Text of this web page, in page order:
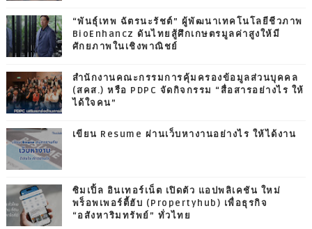
“พันธุ์เทพ ฉัตรนะรัชต์” ผู้พัฒนาเทคโนโลยีชีวภาพ
BioEnhancz ดันไทยสู้ศึกเกษตรมูลค่าสูงให้มี
ศักยภาพในเชิงพาณิชย์
สำนักงานคณะกรรมการคุ้มครองข้อมูลส่วนบุคคล
(สคส.) หรือ PDPC จัดกิจกรรม “สื่อสารอย่างไร ให้
ได้ใจคน”
เขียน Resume ผ่านเว็บหางานอย่างไร ให้ได้งาน
ซิมเปิ้ล อินเทอร์เน็ต เปิดตัว แอปพลิเคชัน ใหม่
พร็อพเพอร์ตี้ฮับ (Propertyhub) เพื่อธุรกิจ
“อสังหาริมทรัพย์” ทั่วไทย